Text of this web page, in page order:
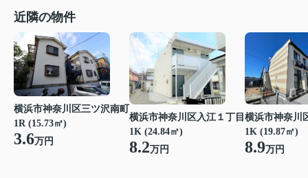
近隣の物件
横浜市神奈川区三ツ沢南町
1R (15.73㎡)
3.6万円
横浜市神奈川区入江１丁目
1K (24.84㎡)
8.2万円
横浜市神奈川
1K (19.87㎡)
8.9万円